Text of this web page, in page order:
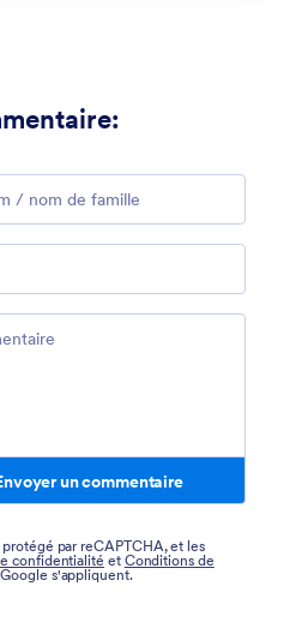
:
un commentaire
par reCAPTCHA, et les
confidentialité et Conditions de
s'appliquent.